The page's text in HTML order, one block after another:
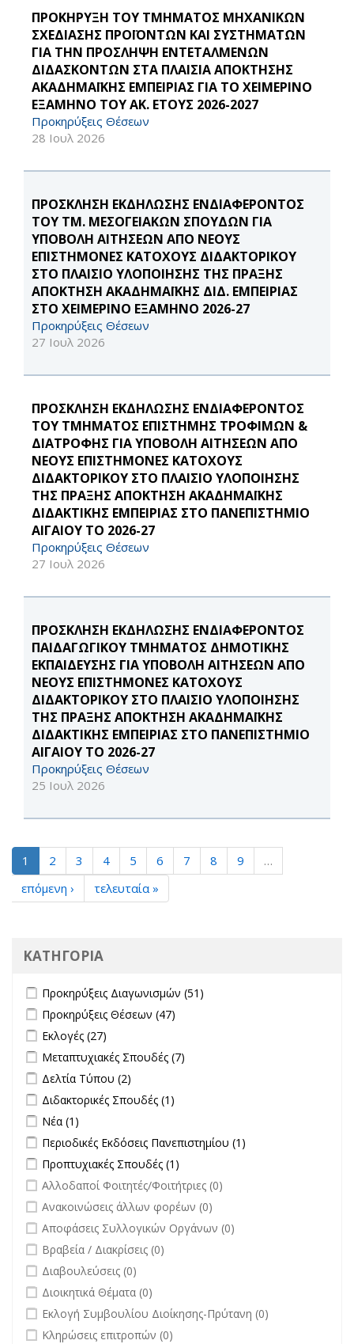
ΠΡΟΚΗΡΥΞΗ ΤΟΥ ΤΜΗΜΑΤΟΣ ΜΗΧΑΝΙΚΩΝ
ΣΧΕΔΙΑΣΗΣ ΠΡΟΪΟΝΤΩΝ ΚΑΙ ΣΥΣΤΗΜΑΤΩΝ
ΓΙΑ ΤΗΝ ΠΡΟΣΛΗΨΗ ΕΝΤΕΤΑΛΜΕΝΩΝ
ΔΙΔΑΣΚΟΝΤΩΝ ΣΤΑ ΠΛΑΙΣΙΑ ΑΠΟΚΤΗΣΗΣ
ΑΚΑΔΗΜΑΪΚΗΣ ΕΜΠΕΙΡΙΑΣ ΓΙΑ ΤΟ ΧΕΙΜΕΡΙΝΟ
ΕΞΑΜΗΝΟ ΤΟΥ ΑΚ. ΕΤΟΥΣ 2026-2027
Προκηρύξεις Θέσεων
28 Ιουλ 2026
ΠΡΟΣΚΛΗΣΗ ΕΚΔΗΛΩΣΗΣ ΕΝΔΙΑΦΕΡΟΝΤΟΣ
ΤΟΥ ΤΜ. ΜΕΣΟΓΕΙΑΚΩΝ ΣΠΟΥΔΩΝ ΓΙΑ
ΥΠΟΒΟΛΗ ΑΙΤΗΣΕΩΝ ΑΠΟ ΝΕΟΥΣ
ΕΠΙΣΤΗΜΟΝΕΣ ΚΑΤΟΧΟΥΣ ΔΙΔΑΚΤΟΡΙΚΟΥ
ΣΤΟ ΠΛΑΙΣΙΟ ΥΛΟΠΟΙΗΣΗΣ ΤΗΣ ΠΡΑΞΗΣ
ΑΠΟΚΤΗΣΗ ΑΚΑΔΗΜΑΪΚΗΣ ΔΙΔ. ΕΜΠΕΙΡΙΑΣ
ΣΤΟ ΧΕΙΜΕΡΙΝΟ ΕΞΑΜΗΝΟ 2026-27
Προκηρύξεις Θέσεων
27 Ιουλ 2026
ΠΡΟΣΚΛΗΣΗ ΕΚΔΗΛΩΣΗΣ ΕΝΔΙΑΦΕΡΟΝΤΟΣ
ΤΟΥ ΤΜΗΜΑΤΟΣ ΕΠΙΣΤΗΜΗΣ ΤΡΟΦΙΜΩΝ &
ΔΙΑΤΡΟΦΗΣ ΓΙΑ ΥΠΟΒΟΛΗ ΑΙΤΗΣΕΩΝ ΑΠΟ
ΝΕΟΥΣ ΕΠΙΣΤΗΜΟΝΕΣ ΚΑΤΟΧΟΥΣ
ΔΙΔΑΚΤΟΡΙΚΟΥ ΣΤΟ ΠΛΑΙΣΙΟ ΥΛΟΠΟΙΗΣΗΣ
ΤΗΣ ΠΡΑΞΗΣ ΑΠΟΚΤΗΣΗ ΑΚΑΔΗΜΑΪΚΗΣ
ΔΙΔΑΚΤΙΚΗΣ ΕΜΠΕΙΡΙΑΣ ΣΤΟ ΠΑΝΕΠΙΣΤΗΜΙΟ
ΑΙΓΑΙΟΥ ΤΟ 2026-27
Προκηρύξεις Θέσεων
27 Ιουλ 2026
ΠΡΟΣΚΛΗΣΗ ΕΚΔΗΛΩΣΗΣ ΕΝΔΙΑΦΕΡΟΝΤΟΣ
ΠΑΙΔΑΓΩΓΙΚΟΥ ΤΜΗΜΑΤΟΣ ΔΗΜΟΤΙΚΗΣ
ΕΚΠΑΙΔΕΥΣΗΣ ΓΙΑ ΥΠΟΒΟΛΗ ΑΙΤΗΣΕΩΝ ΑΠΟ
ΝΕΟΥΣ ΕΠΙΣΤΗΜΟΝΕΣ ΚΑΤΟΧΟΥΣ
ΔΙΔΑΚΤΟΡΙΚΟΥ ΣΤΟ ΠΛΑΙΣΙΟ ΥΛΟΠΟΙΗΣΗΣ
ΤΗΣ ΠΡΑΞΗΣ ΑΠΟΚΤΗΣΗ ΑΚΑΔΗΜΑΪΚΗΣ
ΔΙΔΑΚΤΙΚΗΣ ΕΜΠΕΙΡΙΑΣ ΣΤΟ ΠΑΝΕΠΙΣΤΗΜΙΟ
ΑΙΓΑΙΟΥ ΤΟ 2026-27
Προκηρύξεις Θέσεων
25 Ιουλ 2026
1 2 3 4 5 6 7 8 9
…
επόμενη ›
τελευταία »
ΚΑΤΗΓΟΡΙΑ
Apply Προκηρύξεις Διαγωνισμών filter
Προκηρύξεις Διαγωνισμών (51)
Apply Προκηρύξεις Θέσεων filter
Προκηρύξεις Θέσεων (47)
Apply Εκλογές filter
Εκλογές (27)
Apply Μεταπτυχιακές Σπουδές filter
Μεταπτυχιακές Σπουδές (7)
Apply Δελτία Τύπου filter
Δελτία Τύπου (2)
Apply Διδακτορικές Σπουδές filter
Διδακτορικές Σπουδές (1)
Apply Νέα filter
Νέα (1)
Apply Περιοδικές Εκδόσεις Πανεπιστημίου filter
Περιοδικές Εκδόσεις Πανεπιστημίου (1)
Apply Προπτυχιακές Σπουδές filter
Προπτυχιακές Σπουδές (1)
undefined
Αλλοδαποί Φοιτητές/Φοιτήτριες (0)
undefined
Ανακοινώσεις άλλων φορέων (0)
undefined
Αποφάσεις Συλλογικών Οργάνων (0)
undefined
Βραβεία / Διακρίσεις (0)
undefined
Διαβουλεύσεις (0)
undefined
Διοικητικά Θέματα (0)
undefined
Εκλογή Συμβουλίου Διοίκησης-Πρύτανη (0)
undefined
Κληρώσεις επιτροπών (0)